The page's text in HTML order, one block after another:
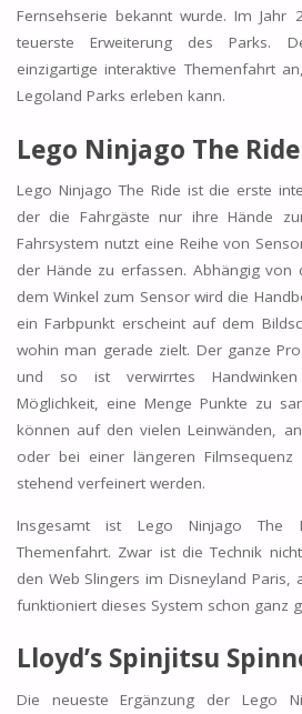
Fernsehserie bekannt wurde. Im Jahr
teuerste Erweiterung des Parks.
einzigartige interaktive Themenfahrt
Legoland Parks erleben kann.
Lego Ninjago The Ride
Lego Ninjago The Ride ist die erste
der die Fahrgäste nur ihre Hände
Fahrsystem nutzt eine Reihe von
der Hände zu erfassen. Abhängig von
dem Winkel zum Sensor wird die
ein Farbpunkt erscheint auf dem
wohin man gerade zielt. Der ganze
und so ist verwirrtes
Möglichkeit, eine Menge Punkte zu
können auf den vielen Leinwänden,
oder bei einer längeren
stehend verfeinert werden.
Insgesamt ist Lego Ninjago The
Themenfahrt. Zwar ist die Technik
den Web Slingers im Disneyland
funktioniert dieses System schon ganz
Lloyd’s Spinjitsu
Die neueste Ergänzung der Lego